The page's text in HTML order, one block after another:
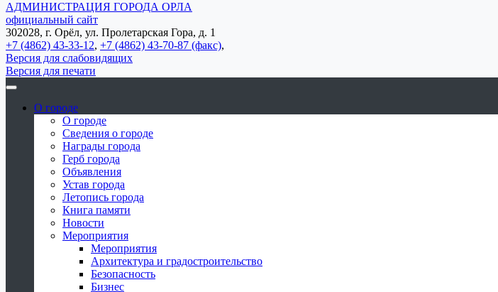
АДМИНИСТРАЦИЯ ГОРОДА ОРЛА
официальный сайт
302028, г. Орёл, ул. Пролетарская Гора, д. 1
+7 (4862) 43-33-12, +7 (4862) 43-70-87 (факс),
Версия для слабовидящих
Версия для печати
О городе
О городе
Сведения о городе
Награды города
Герб города
Объявления
Устав города
Летопись города
Книга памяти
Новости
Мероприятия
Мероприятия
Архитектура и градостроительство
Безопасность
Бизнес